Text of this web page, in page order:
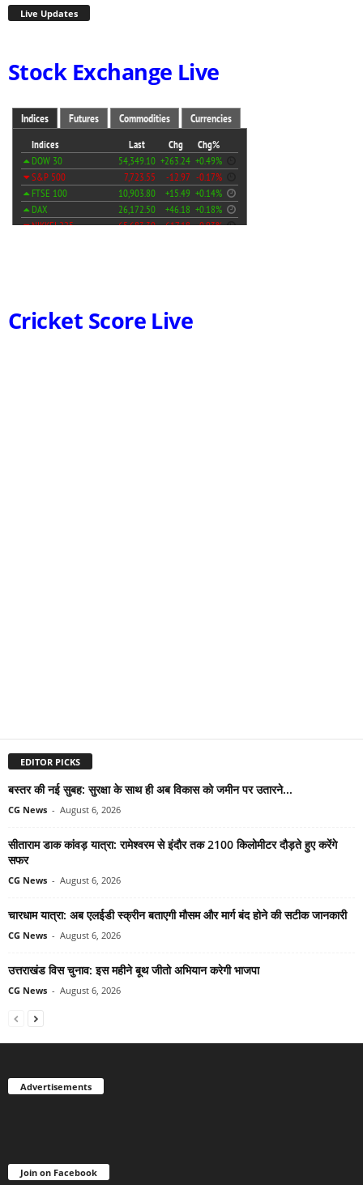
Live Updates
Stock Exchange Live
Cricket Score Live
EDITOR PICKS
बस्तर की नई सुबह: सुरक्षा के साथ ही अब विकास को जमीन पर उतारने...
CG News - August 6, 2026
सीताराम डाक कांवड़ यात्रा: रामेश्वरम से इंदौर तक 2100 किलोमीटर दौड़ते हुए करेंगे
सफर
CG News - August 6, 2026
चारधाम यात्रा: अब एलईडी स्क्रीन बताएगी मौसम और मार्ग बंद होने की सटीक जानकारी
CG News - August 6, 2026
उत्तराखंड विस चुनाव: इस महीने बूथ जीतो अभियान करेगी भाजपा
CG News - August 6, 2026
Advertisements
Join on Facebook